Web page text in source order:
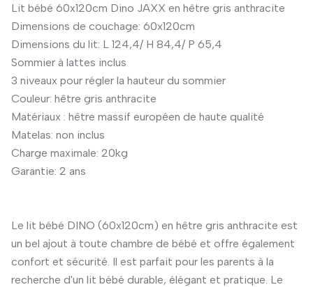
Lit bébé 60x120cm Dino JAXX en hêtre gris anthracite
Dimensions de couchage: 60x120cm
Dimensions du lit: L 124,4/ H 84,4/ P 65,4
Sommier à lattes inclus
3 niveaux pour régler la hauteur du sommier
Couleur: hêtre gris anthracite
Matériaux : hêtre massif européen de haute qualité
Matelas: non inclus
Charge maximale: 20kg
Garantie: 2 ans
Le lit bébé DINO (60x120cm) en hêtre gris anthracite est
un bel ajout à toute chambre de bébé et offre également
confort et sécurité. Il est parfait pour les parents à la
recherche d'un lit bébé durable, élégant et pratique. Le